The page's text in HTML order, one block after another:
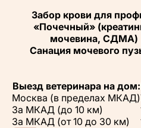
Забор крови для
«Почечный»
мочевина, СДМА)
Санация мочевого
Выезд ветеринара на дом:
Москва (в пределах МКАД)
За МКАД (до 10 км)
За МКАД (от 10 до 30 км)